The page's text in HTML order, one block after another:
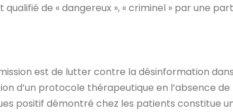
de « dangereux », « criminel » par une
est de lutter contre la désinformation
d’un protocole thérapeutique en l’absence de
positif démontré chez les patients constitue